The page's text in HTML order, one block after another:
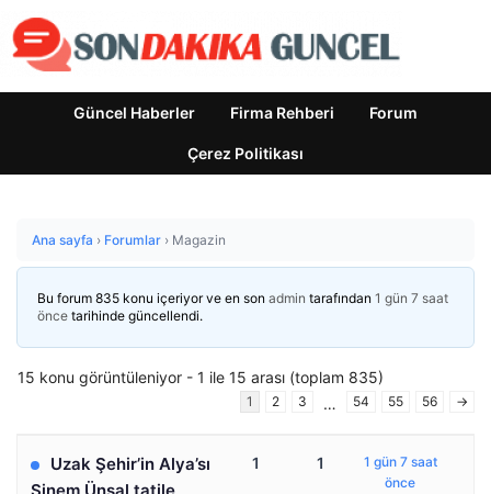
Güncel Haberler Firma Rehberi Forum
Çerez Politikası
Ana sayfa › Forumlar › Magazin
Bu forum 835 konu içeriyor ve en son admin tarafından 1 gün 7 saat
önce tarihinde güncellendi.
15 konu görüntüleniyor - 1 ile 15 arası (toplam 835)
1 2 3 … 54 55 56 →
Uzak Şehir’in Alya’sı
1 1
1 gün 7 saat
önce